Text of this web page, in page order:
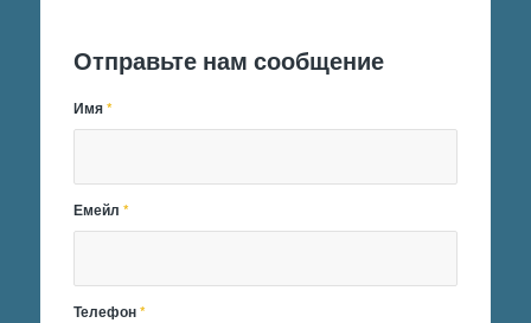
Отправьте нам сообщение
Имя*
Емейл*
Телефон*